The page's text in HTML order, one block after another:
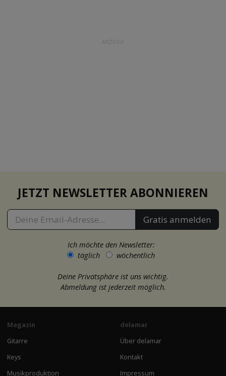
ANZEIGE
JETZT NEWSLETTER ABONNIEREN
Gratis anmelden
Ich möchte den Newsletter:
täglich
wöchentlich
Deine Privatsphäre ist uns wichtig.
Abmeldung ist jederzeit möglich.
Magazin
Gitarre
Keys
Musikproduktion
delamar
Über delamar
Kontakt
Impressum